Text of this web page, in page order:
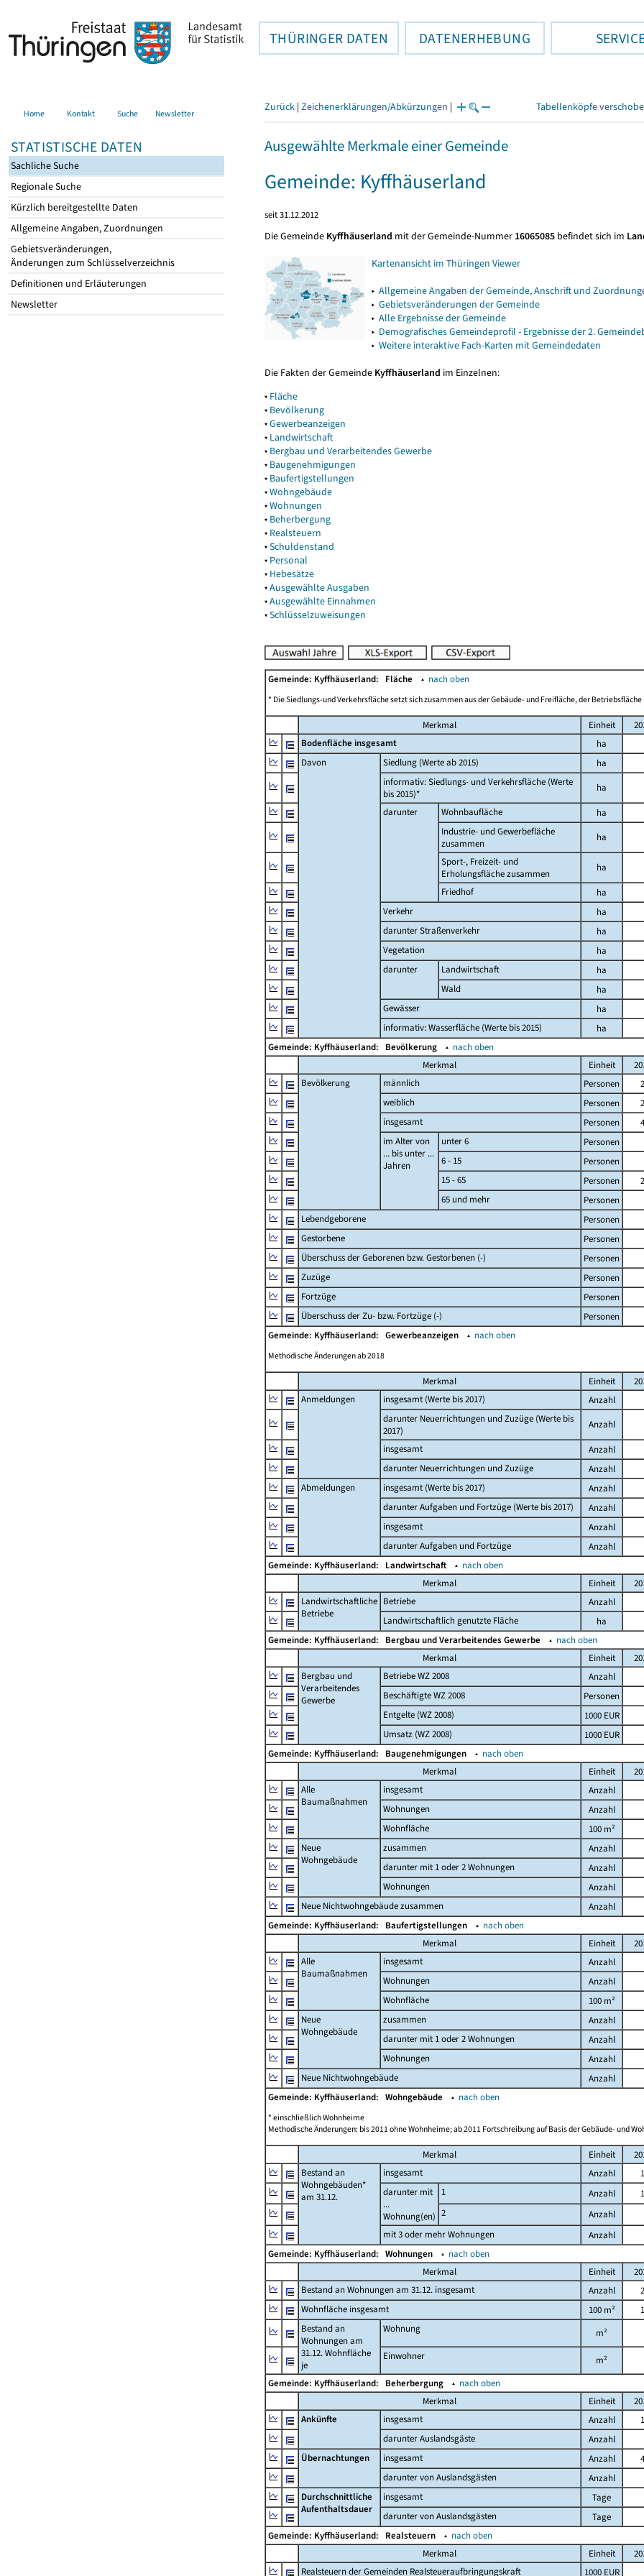
THÜRINGER DATEN DATENERHEBUNG
Home Kontakt Suche Newsletter
STATISTISCHE DATEN
Sachliche Suche
Regionale Suche
Kürzlich bereitgestellte Daten
Allgemeine Angaben, Zuordnungen
Gebietsveränderungen,
Änderungen zum Schlüsselverzeichnis
Definitionen und Erläuterungen
Newsletter
Zurück | Zeichenerklärungen/Abkürzungen | Tabellenköpfe
Ausgewählte Merkmale einer Gemeinde
Gemeinde: Kyffhäuserland
seit 31.12.2012
Die Gemeinde Kyffhäuserland mit der Gemeinde-Nummer 16065085 befindet sich im
Kartenansicht im Thüringen Viewer
▸ Allgemeine Angaben der Gemeinde, Anschrift und
▸ Gebietsveränderungen der Gemeinde
▸ Alle Ergebnisse der Gemeinde
▸ Demografisches Gemeindeprofil - Ergebnisse der 2.
▸ Weitere interaktive Fach-Karten mit Gemeindedaten
Die Fakten der Gemeinde Kyffhäuserland im Einzelnen:
▾ Fläche
▾ Bevölkerung
▾Gewerbeanzeigen
▾ Landwirtschaft
▾ Bergbau und Verarbeitendes Gewerbe
▾ Baugenehmigungen
▾ Baufertigstellungen
▾Wohngebäude
▾Wohnungen
▾ Beherbergung
▾ Realsteuern
▾Schuldenstand
▾ Personal
▾ Hebesätze
▾Ausgewählte Ausgaben
▾Ausgewählte Einnahmen
▾Schlüsselzuweisungen
Gemeinde: Kyffhäuserland: Fläche ▴ nach oben
* Die Siedlungs-und Verkehrsfläche setzt sich zusammen aus der Gebäude- und Freifläche, der
Merkmal Einheit
Bodenfläche insgesamt
ha
Davon
Siedlung (Werte ab 2015)
ha
informativ: Siedlungs- und Verkehrsfläche (Werte
bis 2015)*
ha
darunter
Wohnbaufläche
ha
Industrie- und Gewerbefläche
zusammen
ha
Sport-, Freizeit- und
Erholungsfläche zusammen
ha
Friedhof
ha
Verkehr
ha
darunter Straßenverkehr
ha
Vegetation
ha
darunter
Landwirtschaft
ha
Wald
ha
Gewässer
ha
informativ: Wasserfläche (Werte bis 2015)
ha
Gemeinde: Kyffhäuserland: Bevölkerung ▴ nach oben
Merkmal
Einheit
Bevölkerung
männlich Personen
weiblich
Personen
insgesamt
Personen
im Alter von
... bis unter ...
Jahren
unter 6
Personen
6 - 15
Personen
15 - 65
Personen
65 und mehr
Personen
Lebendgeborene
Personen
Gestorbene
Personen
Überschuss der Geborenen bzw. Gestorbenen (-)
Personen
Zuzüge
Personen
Fortzüge
Personen
Überschuss der Zu- bzw. Fortzüge (-)
Personen
Gemeinde: Kyffhäuserland: Gewerbeanzeigen ▴ nach oben
Methodische Änderungen ab 2018
Merkmal Einheit
Anmeldungen
insgesamt (Werte bis 2017)
Anzahl
darunter Neuerrichtungen und Zuzüge (Werte bis
2017)
Anzahl
insgesamt
Anzahl
darunter Neuerrichtungen und Zuzüge
Anzahl
Abmeldungen
insgesamt (Werte bis 2017)
Anzahl
darunter Aufgaben und Fortzüge (Werte bis 2017)
Anzahl
insgesamt
Anzahl
darunter Aufgaben und Fortzüge
Anzahl
Gemeinde: Kyffhäuserland: Landwirtschaft ▴ nach oben
Merkmal
Einheit
Landwirtschaftliche
Betriebe
Betriebe
Anzahl
Landwirtschaftlich genutzte Fläche
ha
Gemeinde: Kyffhäuserland: Bergbau und Verarbeitendes Gewerbe ▴ nach oben
Merkmal
Einheit
Bergbau und
Verarbeitendes
Gewerbe
Betriebe WZ 2008
Anzahl
Beschäftigte WZ 2008
Personen
Entgelte (WZ 2008)
1000 EUR
Umsatz (WZ 2008)
1000 EUR
Gemeinde: Kyffhäuserland: Baugenehmigungen ▴ nach oben
Merkmal
Einheit
Alle
Baumaßnahmen
insgesamt
Anzahl
Wohnungen
Anzahl
Wohnfläche
100 m²
Neue
Wohngebäude
zusammen
Anzahl
darunter mit 1 oder 2 Wohnungen
Anzahl
Wohnungen
Anzahl
Neue Nichtwohngebäude zusammen
Anzahl
Gemeinde: Kyffhäuserland: Baufertigstellungen ▴ nach oben
Merkmal
Einheit
Alle
Baumaßnahmen
insgesamt
Anzahl
Wohnungen
Anzahl
Wohnfläche
100 m²
Neue
Wohngebäude
zusammen
Anzahl
darunter mit 1 oder 2 Wohnungen
Anzahl
Wohnungen
Anzahl
Neue Nichtwohngebäude
Anzahl
Gemeinde: Kyffhäuserland: Wohngebäude ▴ nach oben
* einschließlich Wohnheime
Methodische Änderungen: bis 2011 ohne Wohnheime; ab 2011 Fortschreibung auf Basis der Gebäude- und
Merkmal Einheit
Bestand an
Wohngebäuden*
am 31.12.
insgesamt Anzahl
darunter mit
...
Wohnung(en)
1 Anzahl
2
Anzahl
mit 3 oder mehr Wohnungen
Anzahl
Gemeinde: Kyffhäuserland: Wohnungen ▴ nach oben
Merkmal
Einheit
Bestand an Wohnungen am 31.12. insgesamt
Anzahl
Wohnfläche insgesamt
100 m²
Bestand an
Wohnungen am
31.12. Wohnfläche
je
Wohnung
m²
Einwohner
m²
Gemeinde: Kyffhäuserland: Beherbergung ▴ nach oben
Merkmal
Einheit
Ankünfte
insgesamt Anzahl
darunter Auslandsgäste
Anzahl
Übernachtungen
insgesamt Anzahl
darunter von Auslandsgästen
Anzahl
Durchschnittliche
Aufenthaltsdauer
insgesamt
Tage
darunter von Auslandsgästen
Tage
Gemeinde: Kyffhäuserland: Realsteuern ▴ nach oben
Merkmal
Einheit
Realsteuern der Gemeinden Realsteueraufbringungskraft
1000 EUR